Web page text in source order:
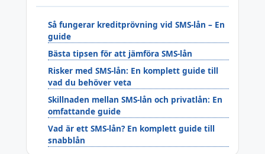
Så fungerar kreditprövning vid SMS-lån – En
guide
Bästa tipsen för att jämföra SMS-lån
Risker med SMS-lån: En komplett guide till
vad du behöver veta
Skillnaden mellan SMS-lån och privatlån: En
omfattande guide
Vad är ett SMS-lån? En komplett guide till
snabblån